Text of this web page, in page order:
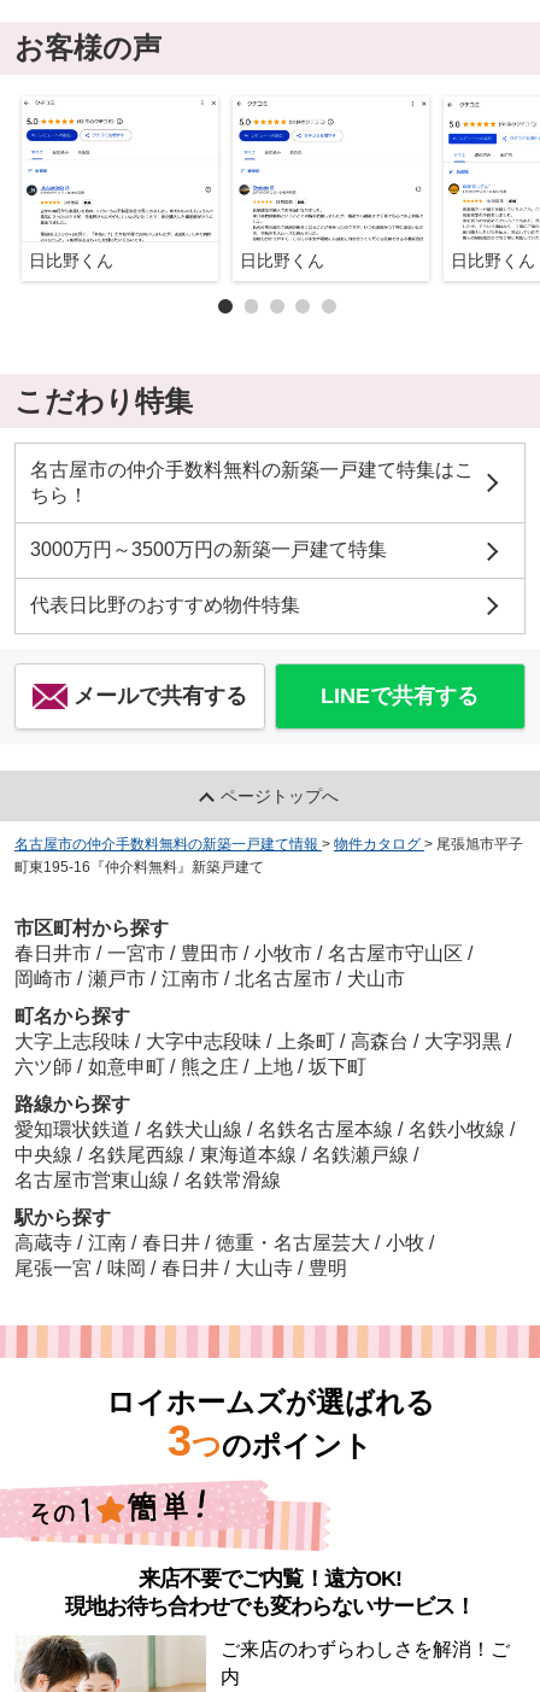
お客様の声
日比野くん 日比野くん 日比野くん
こだわり特集
名古屋市の仲介手数料無料の新築一戸建て特集はこ
ちら！
3000万円～3500万円の新築一戸建て特集
代表日比野のおすすめ物件特集
メールで共有する LINEで共有する
ページトップへ
名古屋市の仲介手数料無料の新築一戸建て情報 > 物件カタログ > 尾張旭市平子
町東195-16『仲介料無料』新築戸建て
市区町村から探す
春日井市 / 一宮市 / 豊田市 / 小牧市 / 名古屋市守山区 /
岡崎市 / 瀬戸市 / 江南市 / 北名古屋市 / 犬山市
町名から探す
大字上志段味 / 大字中志段味 / 上条町 / 高森台 / 大字羽黒 /
六ツ師 / 如意申町 / 熊之庄 / 上地 / 坂下町
路線から探す
愛知環状鉄道 / 名鉄犬山線 / 名鉄名古屋本線 / 名鉄小牧線 /
中央線 / 名鉄尾西線 / 東海道本線 / 名鉄瀬戸線 /
名古屋市営東山線 / 名鉄常滑線
駅から探す
高蔵寺 / 江南 / 春日井 / 徳重・名古屋芸大 / 小牧 /
尾張一宮 / 味岡 / 春日井 / 大山寺 / 豊明
ロイホームズが選ばれる
3つのポイント
来店不要でご内覧！遠方OK!
現地お待ち合わせでも変わらないサービス！
ご来店のわずらわしさを解消！ご
内